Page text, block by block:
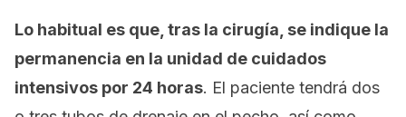
Lo habitual es que, tras la cirugía, se indique la
permanencia en la unidad de cuidados
intensivos por 24 horas. El paciente tendrá dos